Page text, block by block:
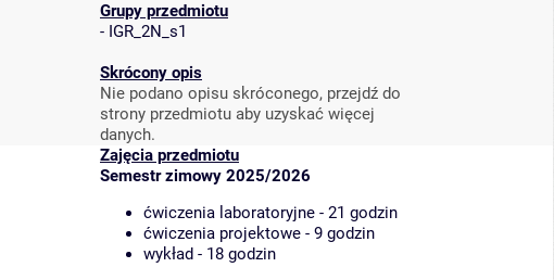
Grupy przedmiotu
- IGR_2N_s1
Skrócony opis
Nie podano opisu skróconego, przejdź do
strony przedmiotu aby uzyskać więcej
danych.
Zajęcia przedmiotu
Semestr zimowy 2025/2026
ćwiczenia laboratoryjne - 21 godzin
ćwiczenia projektowe - 9 godzin
wykład - 18 godzin